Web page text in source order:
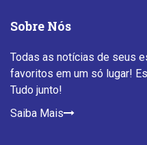
Sobre Nós
Todas as notícias de seus
favoritos em um só lugar!
Tudo junto!
Saiba Mais